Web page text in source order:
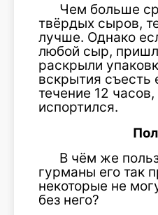
Чем больше
твёрдых сыров,
лучше. Однако
любой сыр,
раскрыли
вскрытия съесть
течение 12
испортился.
В чём же
гурманы его так
некоторые не
без него?